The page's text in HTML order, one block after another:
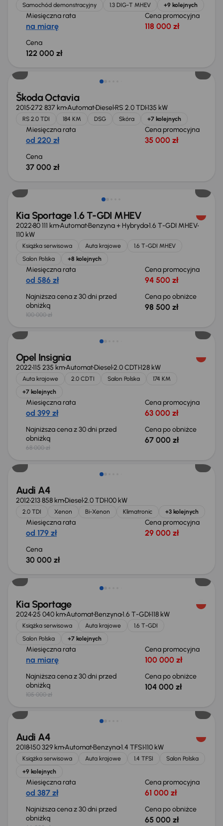
Samochód demonstracyjny
1.3 DIG-T MHEV +9 kolejnych
Miesięczna rata
na miarę
Cena promocyjna
118 000 zł
Cena
122 000 zł
Škoda Octavia
2015272 837 kmAutomatDiesel RS 2.0 TDI135 kW
RS 2.0 TDI 184 KM DSG Skóra +7 kolejnych
Miesięczna rata
od 220 zł
Cena promocyjna
35 000 zł
Cena
37 000 zł
Kia Sportage 1.6 T-GDI MHEV
202280 111 kmAutomatBenzyna + Hybryda1.6 T-GDI MHEV
110 kW
Książka serwisowa Auta krajowe
1.6 T-GDI MHEV
Salon Polska
+8 kolejnych
Miesięczna rata
od 586 zł
Cena promocyjna
94 500 zł
Najniższa cena z 30 dni przed
obniżką
100 000 zł
Cena po obniżce
98 500 zł
Taniej o 1 000 zł
Opel Insignia
2022115 235 kmAutomatDiesel2.0 CDTI128 kW
Auta krajowe 2.0 CDTI Salon Polska
174 KM
+7 kolejnych
Miesięczna rata
od 399 zł
Cena promocyjna
63 000 zł
Najniższa cena z 30 dni przed
obniżką
68 000 zł
Cena po obniżce
67 000 zł
Świeżo skupione
Audi A4
2012213 858 kmDiesel2.0 TDI100 kW
2.0 TDI Xenon Bi-Xenon Klimatronic +3 kolejnych
Miesięczna rata
od 179 zł
Cena promocyjna
29 000 zł
Cena
30 000 zł
Kia Sportage
202425 040 kmAutomatBenzyna1.6 T-GDI118 kW
Książka serwisowa Auta krajowe
1.6 T-GDI
Salon Polska
+7 kolejnych
Miesięczna rata
na miarę
Cena promocyjna
100 000 zł
Najniższa cena z 30 dni przed
obniżką
105 000 zł
Cena po obniżce
104 000 zł
Taniej o 1 000 zł
Audi A4
2018150 329 kmAutomatBenzyna1.4 TFSI110 kW
Książka serwisowa Auta krajowe 1.4 TFSI
Salon Polska
+9 kolejnych
Miesięczna rata
od 387 zł
Cena promocyjna
61 000 zł
Najniższa cena z 30 dni przed
obniżką
Cena po obniżce
65 000 zł